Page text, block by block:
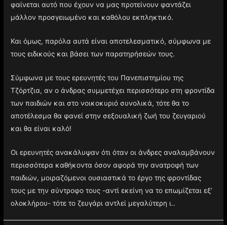
φαίνεται αυτό που έχουν να μας προτείνουν φαντάζει
μάλλον προσγειωμένο και καθόλου εκπληκτικό.
Και όμως, παρόλα αυτά είναι αποτελεσματικό, σύμφωνα με
τους ειδικούς και βάσει των παρατηρήσεών τους.
Σύμφωνα με τους ερευνητές του Πανεπιστημίου της
Τζόρτζια, αν ο άνδρας συμμετέχει περισσότερο στη φροντίδα
των παιδιών και στο νοικοκυριό συνολικά, τότε θα το
αποτέλεσμα θα φανεί στην σεξουαλική ζωή του ζευγαριού
και θα είναι καλό!
Οι ερευνητές ανακάλυψαν ότι όταν οι άνδρες αναλαμβάνουν
περισσότερα καθήκοντα όσον αφορά την ανατροφή των
παιδιών, μοιραζόμενοι ουσιαστικά το έργο της φροντίδας
τους με την σύντροφο τους -αντί εκείνη να το επωμίζεται εξ’
ολοκλήρου- τότε το ζευγάρι αντλεί μεγαλύτερη ι..